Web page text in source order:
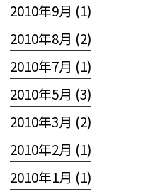
2010年9月 (1)
2010年8月 (2)
2010年7月 (1)
2010年5月 (3)
2010年3月 (2)
2010年2月 (1)
2010年1月 (1)